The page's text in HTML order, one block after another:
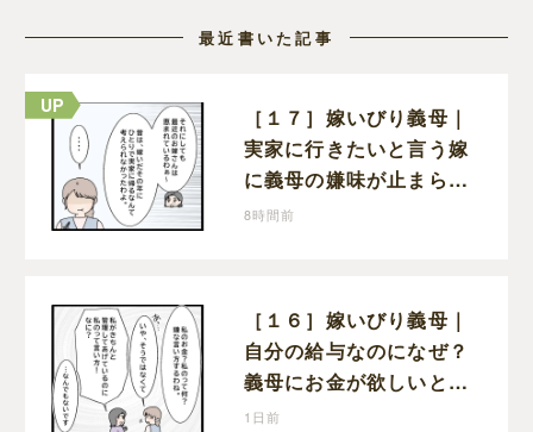
最近書いた記事
［１７］嫁いびり義母｜
実家に行きたいと言う嫁
に義母の嫌味が止まらな
い。気遣ってくれるのは
8時間前
［１６］嫁いびり義母｜
自分の給与なのになぜ？
義母にお金が欲しいと頼
まなければならない状況
1日前